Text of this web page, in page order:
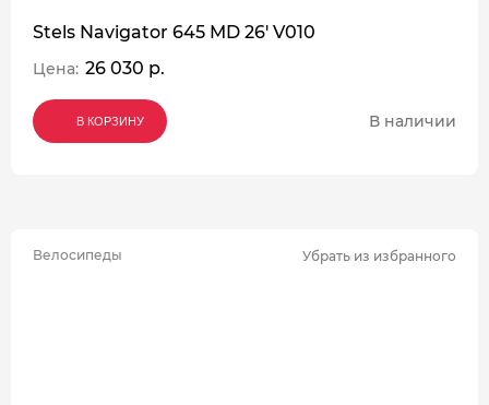
Stels Navigator 645 MD 26' V010
Цена: 26 030 р.
В КОРЗИНУ
В КОРЗИНУ
В КОРЗИНУ В наличии
Велосипеды Убрать из избранного